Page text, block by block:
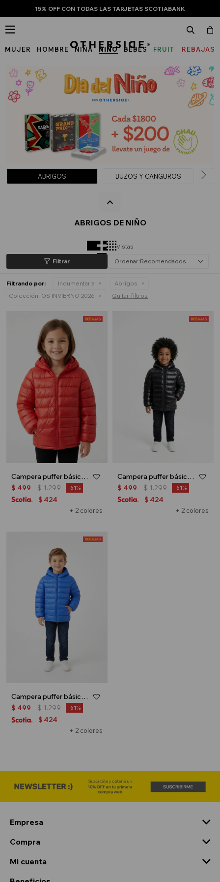
15% OFF CON TODAS LAS TARJETAS SCOTIABANK
MUJER HOMBRE NIÑA NIÑO BEBÉS
FRUIT
THE
LOOM
REBAJAS

ABRIGOS BUZOS Y CANGUROS
ABRIGOS DE NIÑO
Vistas
Recomendados
Filtrando por: Indumentaria
Abrigos
Colección: OS INVIERNO 2026 Quitar filtros
Campera puffer básica con capucha - UNISEX - Rojo
+ 2 colores
$ 499 $1.299 61
$ 424
Campera puffer básica con capucha - UNISEX - Negro
+ 2 colores
$ 499 $1.299 61
$ 424
Campera puffer básica con capucha - UNISEX - Azul
+ 2 colores
$ 499 $1.299 61
$ 424
Empresa
Compra
Mi cuenta